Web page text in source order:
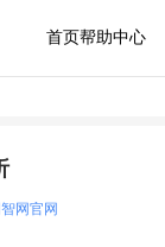
首页帮助中心
网官网